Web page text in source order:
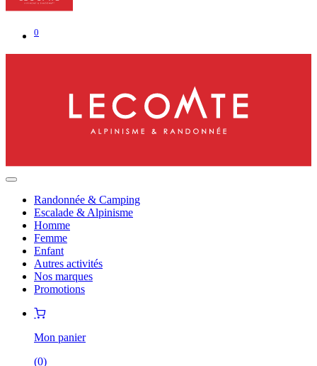
0
Randonnée & Camping
Escalade & Alpinisme
Homme
Femme
Enfant
Autres activités
Nos marques
Promotions
Mon panier
(0)